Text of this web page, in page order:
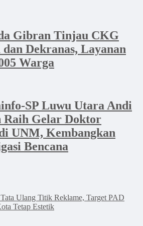
Gibran Tinjau CKG
Dekranas, Layanan
Warga
SP Luwu Utara Andi
Gelar Doktor
UNM, Kembangkan
Bencana
Ulang Titik Reklame, Target PAD
Tetap Estetik